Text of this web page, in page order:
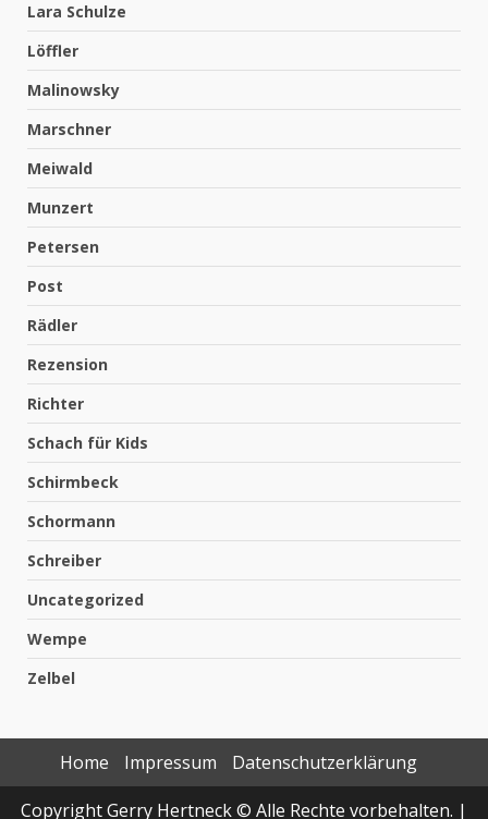
Lara Schulze
Löffler
Malinowsky
Marschner
Meiwald
Munzert
Petersen
Post
Rädler
Rezension
Richter
Schach für Kids
Schirmbeck
Schormann
Schreiber
Uncategorized
Wempe
Zelbel
Home Impressum
Datenschutzerklärung
Copyright Gerry Hertneck © Alle Rechte vorbehalten. |